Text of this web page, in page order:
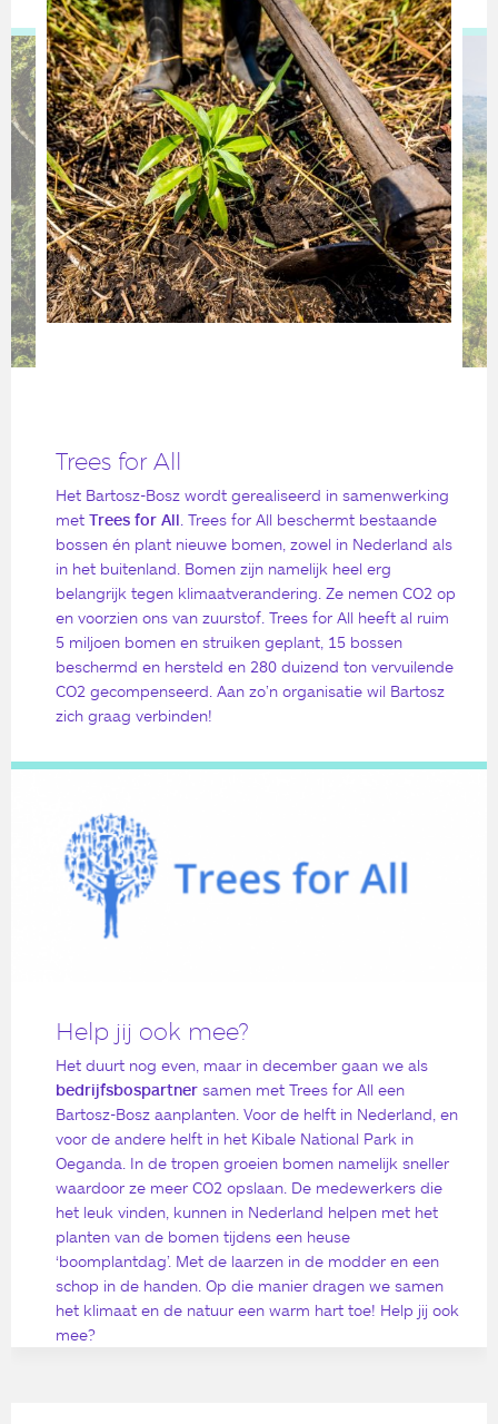
Trees for All
Het Bartosz-Bosz wordt gerealiseerd in samenwerking
met Trees for All . Trees for All beschermt bestaande
bossen én plant nieuwe bomen, zowel in Nederland als
in het buitenland. Bomen zijn namelijk heel erg
belangrijk tegen klimaatverandering. Ze nemen CO2 op
en voorzien ons van zuurstof. Trees for All heeft al ruim
5 miljoen bomen en struiken geplant, 15 bossen
beschermd en hersteld en 280 duizend ton vervuilende
CO2 gecompenseerd. Aan zo’n organisatie wil Bartosz
zich graag verbinden!
Help jij ook mee?
Het duurt nog even, maar in december gaan we als
bedrijfsbospartner samen met Trees for All een
Bartosz-Bosz aanplanten. Voor de helft in Nederland, en
voor de andere helft in het Kibale National Park in
Oeganda. In de tropen groeien bomen namelijk sneller
waardoor ze meer CO2 opslaan. De medewerkers die
het leuk vinden, kunnen in Nederland helpen met het
planten van de bomen tijdens een heuse
‘boomplantdag’. Met de laarzen in de modder en een
schop in de handen. Op die manier dragen we samen
het klimaat en de natuur een warm hart toe! Help jij ook
mee?